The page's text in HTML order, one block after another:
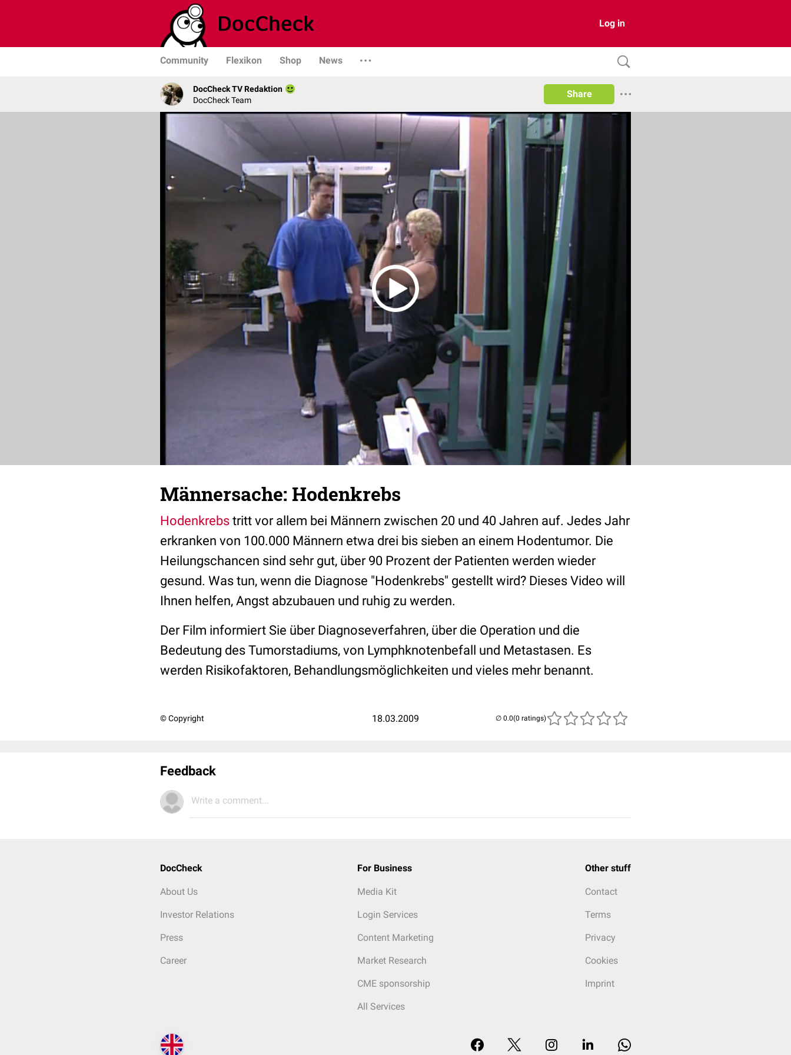
Log in
Community Flexikon Shop News
DocCheck TV Redaktion
DocCheck Team
Share
Männersache: Hodenkrebs
Hodenkrebs tritt vor allem bei Männern zwischen 20 und 40 Jahren auf. Jedes Jahr
erkranken von 100.000 Männern etwa drei bis sieben an einem Hodentumor. Die
Heilungschancen sind sehr gut, über 90 Prozent der Patienten werden wieder
gesund. Was tun, wenn die Diagnose "Hodenkrebs" gestellt wird? Dieses Video will
Ihnen helfen, Angst abzubauen und ruhig zu werden.
Der Film informiert Sie über Diagnoseverfahren, über die Operation und die
Bedeutung des Tumorstadiums, von Lymphknotenbefall und Metastasen. Es
werden Risikofaktoren, Behandlungsmöglichkeiten und vieles mehr benannt.
© Copyright 18.03.2009 (0 ratings)
Feedback
Write a comment...
DocCheck
About Us
Investor Relations
Press
Career
For Business
Media Kit
Login Services
Content Marketing
Market Research
CME sponsorship
All Services
Other stuff
Contact
Terms
Privacy
Cookies
Imprint